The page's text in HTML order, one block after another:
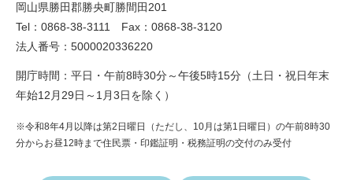
岡山県勝田郡勝央町勝間田201
Tel：0868-38-3111 Fax：0868-38-3120
法人番号：5000020336220
開庁時間：平日・午前8時30分～午後5時15分（土日・祝日年末
年始12月29日～1月3日を除く）
※令和8年4月以降は第2日曜日（ただし、10月は第1日曜日）の午前8時30
分からお昼12時まで住民票・印鑑証明・税務証明の交付のみ受付